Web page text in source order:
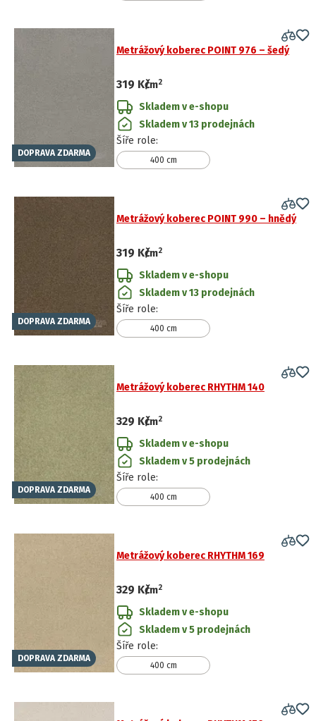
DOPRAVA ZDARMA
Metrážový koberec POINT 976 – šedý
319 Kč
/m2
Skladem v e-shopu
Skladem v 13 prodejnách
Šíře role:
400 cm
DOPRAVA ZDARMA
Metrážový koberec POINT 990 – hnědý
319 Kč
/m2
Skladem v e-shopu
Skladem v 13 prodejnách
Šíře role:
400 cm
DOPRAVA ZDARMA
Metrážový koberec RHYTHM 140
329 Kč
/m2
Skladem v e-shopu
Skladem v 5 prodejnách
Šíře role:
400 cm
DOPRAVA ZDARMA
Metrážový koberec RHYTHM 169
329 Kč
/m2
Skladem v e-shopu
Skladem v 5 prodejnách
Šíře role:
400 cm